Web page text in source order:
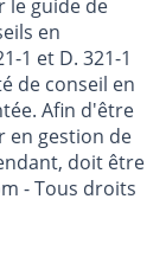
le guide de
en
1 et D. 321-1
de conseil en
Afin d'être
en gestion de
doit être